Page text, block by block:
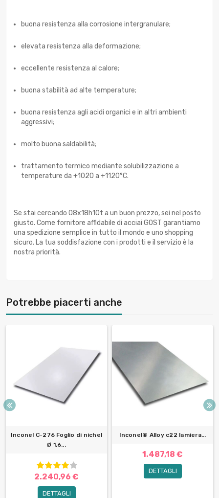
buona resistenza alla corrosione intergranulare;
elevata resistenza alla deformazione;
eccellente resistenza al calore;
buona stabilità ad alte temperature;
buona resistenza agli acidi organici e in altri ambienti
aggressivi;
molto buona saldabilità;
trattamento termico mediante solubilizzazione a
temperature da +1020 a +1120°C.
Se stai cercando 08x18h10t a un buon prezzo, sei nel posto
giusto. Come fornitore affidabile di acciai GOST garantiamo
una spedizione semplice in tutto il mondo e uno shopping
sicuro. La tua soddisfazione con i prodotti e il servizio è la
nostra priorità.
Potrebbe piacerti anche
Inconel C-276 Foglio di nichel
Ø 1,6...
2.240,96 €
DETTAGLI
Inconel® Alloy c22 lamiera...
1.487,18 €
DETTAGLI